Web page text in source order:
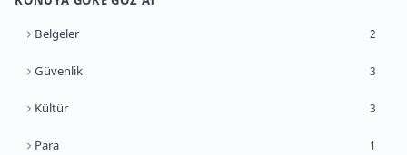
Belgeler 2
Güvenlik 3
Kültür 3
Para 1